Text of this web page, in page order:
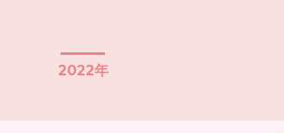
2022年